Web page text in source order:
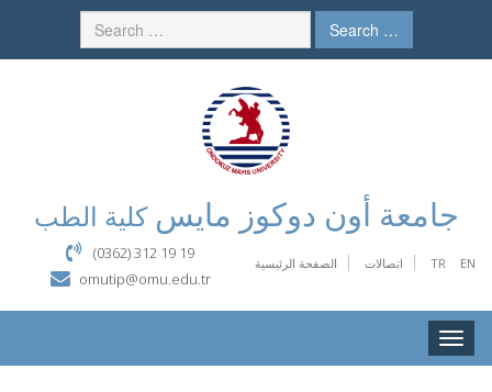
Search …
جامعة أون دوكوز مايسكلية الطب
الصفحة الرئيسية اتصالات TR EN
(0362) 312 19 19
omutip@omu.edu.tr
Toggle